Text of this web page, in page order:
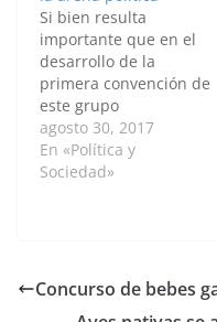
abrió el debate en el
conversatorio “Retos
del posacuerdo…
Si bien resulta
importante que en el
desarrollo de la
primera convención de
este grupo
reincorporado se
discutan los principios
ideológicos que
identificado la otrora
agosto 30, 2017
En «Política y
Sociedad»
Concurso de bebes